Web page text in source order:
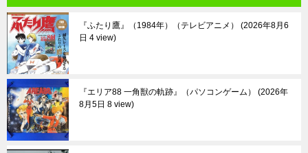
『ふたり鷹』（1984年）（テレビアニメ）
2026年8月6
日 4 view
『エリア88 一角獣の軌跡』（パソコンゲーム）
2026年
8月5日 8 view